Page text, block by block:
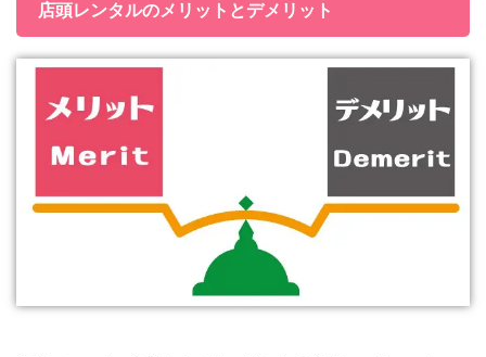
店頭レンタルのメリットとデメリット